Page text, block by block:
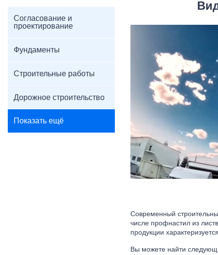
Согласование и
проектирование
Фундаменты
Строительные работы
Дорожное строительство
Показать ещё
Современный
числе профнастил из
продукции
Вы можете найти